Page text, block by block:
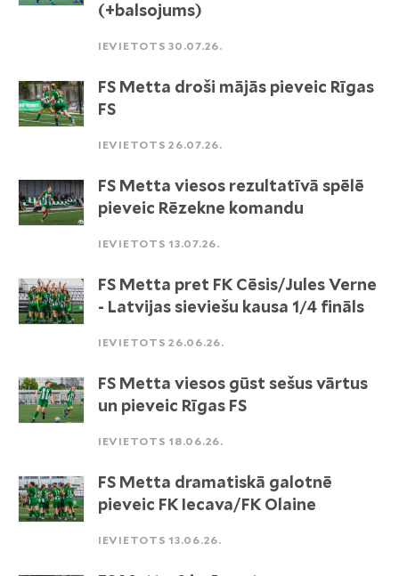
(+balsojums)
IEVIETOTS 30.07.26.
FS Metta droši mājās pieveic Rīgas
FS
IEVIETOTS 26.07.26.
FS Metta viesos rezultatīvā spēlē
pieveic Rēzekne komandu
IEVIETOTS 13.07.26.
FS Metta pret FK Cēsis/Jules Verne
- Latvijas sieviešu kausa 1/4 fināls
IEVIETOTS 26.06.26.
FS Metta viesos gūst sešus vārtus
un pieveic Rīgas FS
IEVIETOTS 18.06.26.
FS Metta dramatiskā galotnē
pieveic FK Iecava/FK Olaine
IEVIETOTS 13.06.26.